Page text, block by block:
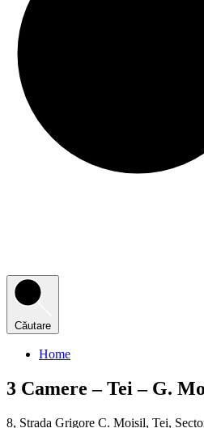
Căutare
Home
3 Camere – Tei – G.
8, Strada Grigore C. Moisil, Tei,